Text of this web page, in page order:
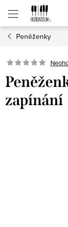
obsah
Peněženky
zapínání